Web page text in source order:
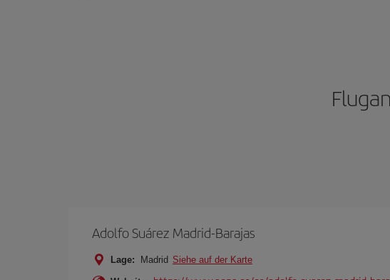
Adolfo Suárez Madrid-Barajas
Lage: Madrid Siehe auf der Karte